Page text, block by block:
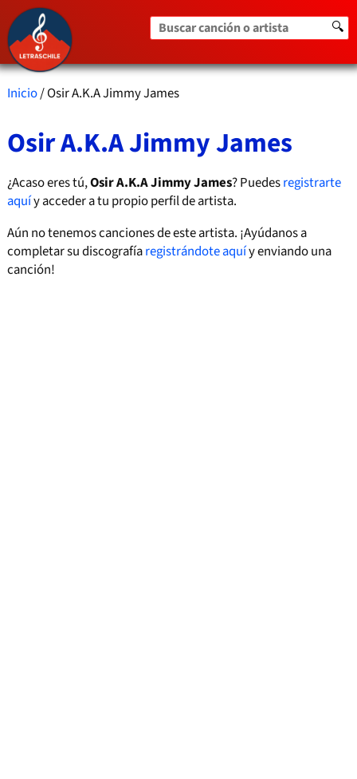
Buscar canción o artista 🔍
Inicio/ Osir A.K.A Jimmy James
Osir A.K.A Jimmy James
¿Acaso eres tú,Osir A.K.A Jimmy James? Puedesregistrarte
aquíy acceder a tu propio perfil de artista.
Aún no tenemos canciones de este artista. ¡Ayúdanos a
completar su discografíaregistrándote aquíy enviando una
canción!